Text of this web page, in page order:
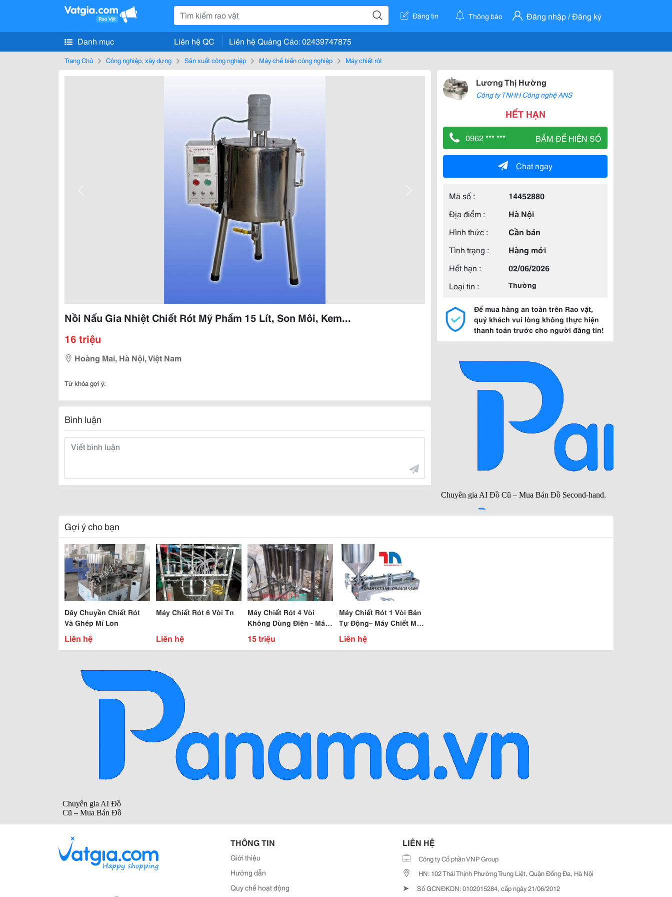
Đăng tin Thông báo Đăng nhập / Đăng ký
Danh mục Liên hệ QC Liên hệ Quảng Cáo: 02439747875
Trang Chủ Công nghiệp, xây dựng Sản xuất công nghiệp Máy chế biến công nghiệp Máy chiết rót
Nồi Nấu Gia Nhiệt Chiết Rót Mỹ Phẩm 15 Lít, Son Môi, Kem...
16 triệu
Hoàng Mai, Hà Nội, Việt Nam
Từ khóa gợi ý:
Bình luận
Lương Thị Hường
Công ty TNHH Công nghệ ANS
HẾT HẠN
0962 *** *** BẤM ĐỂ HIỆN SỐ
Chat ngay
Mã số :
14452880
Địa điểm :
Hà Nội
Hình thức :
Cần bán
Tình trạng :
Hàng mới
Hết hạn :
02/06/2026
Loại tin :
Thường
Để mua hàng an toàn trên Rao vặt,
quý khách vui lòng không thực hiện
thanh toán trước cho người đăng tin!
Gợi ý cho bạn
Dây Chuyền Chiết Rót
Và Ghép Mí Lon
Liên hệ
Máy Chiết Rót 6 Vòi Tn
Liên hệ
Máy Chiết Rót 4 Vòi
Không Dùng Điện - Máy
Chiết Rót Mỹ Phẩm Giá
Rẻ
15 triệu
Máy Chiết Rót 1 Vòi Bán
Tự Động– Máy Chiết Mỹ
Phẩm, Dung Dịch Sệt 1
Vòi Có Phễu
Liên hệ
THÔNG TIN
Giới thiệu
Hướng dẫn
Quy chế hoạt động
LIÊN HỆ
Công ty Cổ phần VNP Group
HN: 102 Thái Thịnh Phường Trung Liệt, Quận Đống Đa, Hà Nội
➤ Số GCNĐKDN: 0102015284, cấp ngày 21/06/2012